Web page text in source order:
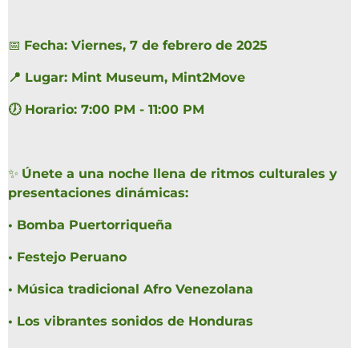
📅 Fecha: Viernes, 7 de febrero de 2025
📍 Lugar: Mint Museum, Mint2Move
🕖 Horario: 7:00 PM - 11:00 PM
✨ Únete a una noche llena de ritmos culturales y
presentaciones dinámicas:
• Bomba Puertorriqueña
• Festejo Peruano
• Música tradicional Afro Venezolana
• Los vibrantes sonidos de Honduras